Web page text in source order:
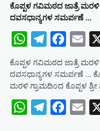
ಕೊಪ್ಪಳ ಗವಿಮಠದ ಜಾತ್ರೆ ಮರಳಿ
ದವಸಧಾನ್ಯಗಳ ಸಮರ್ಪಣೆ …
WhatsApp
ಕೊಪ್ಪಳ ಗವಿಮಠದ ಜಾತ್ರೆ ಮರಳಿ
ದವಸಧಾನ್ಯಗಳ ಸಮರ್ಪಣೆ …
ಮರಳಿ ಗ್ರಾಮದಿಂದ ಕೊಪ್ಪಳ
WhatsApp